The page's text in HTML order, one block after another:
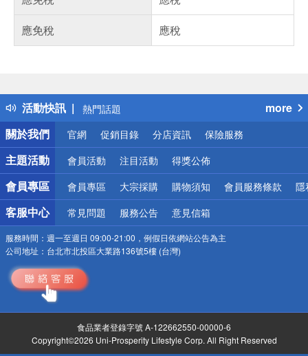
應免稅
應稅
活動快訊
得獎公告
熱門話題
銀行優惠
偏遠地區配送
詐騙網頁！請小心！
more
關於我們
官網 促銷目錄 分店資訊 保險服務
主題活動 會員活動 注目活動 得獎公佈
會員專區 會員專區 大宗採購 購物須知 會員服務條款 隱
客服中心 常見問題 服務公告 意見信箱
服務時間： 週一至週日 09:00-21:00，例假日依網站公告為主
公司地址： 台北市北投區大業路136號5樓 (台灣)
食品業者登錄字號 A-122662550-00000-6
Copyright©2026 Uni-Prosperity Lifestyle Corp. All Right Reserved